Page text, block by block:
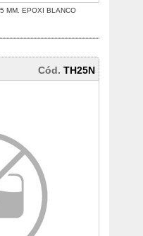
MM. EPOXI BLANCO
Cód.TH25N